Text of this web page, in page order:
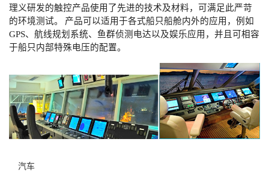
理义研发的触控产品使用了先进的技术及材料，可满足此严苛
的环境测试。
产品可以适用于各式船只船舱内外的应用，例如
GPS、航线规划系统、鱼群侦测电达以及娱乐应用，并且可相容
于船只内部特殊电压的配置。
汽车